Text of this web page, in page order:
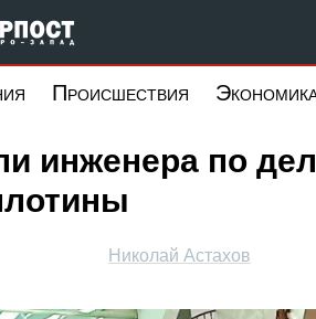
Форпост Северо-Запад
Происшествия
инженера по
Николай Астахов